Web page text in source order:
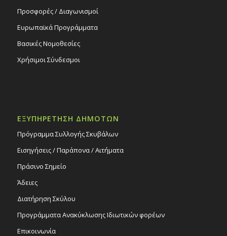
Προσφορές / Διαγωνισμοί
Ευρωπαϊκά Προγράμματα
Βασικές Νομοθεσίες
Χρήσιμοι Σύνδεσμοι
ΕΞΥΠΗΡΕΤΗΣΗ ΔΗΜΟΤΩΝ
Πρόγραμμα Συλλογής Σκυβάλων
Εισηγήσεις / Παράπονα / Αιτήματα
Πράσινο Σημείο
Άδειες
Διατήρηση Σκύλου
Προγράμματα Ανακύκλωσης Ιδιωτικών φορέων
Επικοινωνία